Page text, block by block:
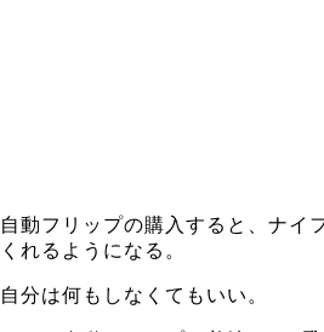
自動フリップの購入すると、 ナイ
くれるようになる。
自分は何もしなくてもいい。